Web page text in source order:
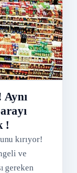
!
kırıyor!
ve
gereken